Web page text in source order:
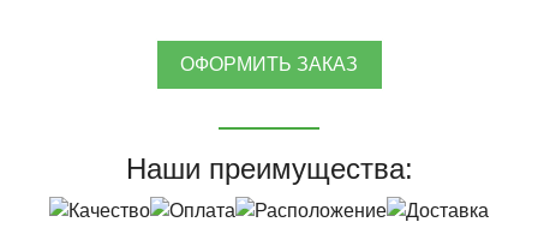
ОФОРМИТЬ ЗАКАЗ
Наши преимущества: